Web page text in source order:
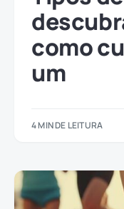
como
um
4 MIN DE LEITURA